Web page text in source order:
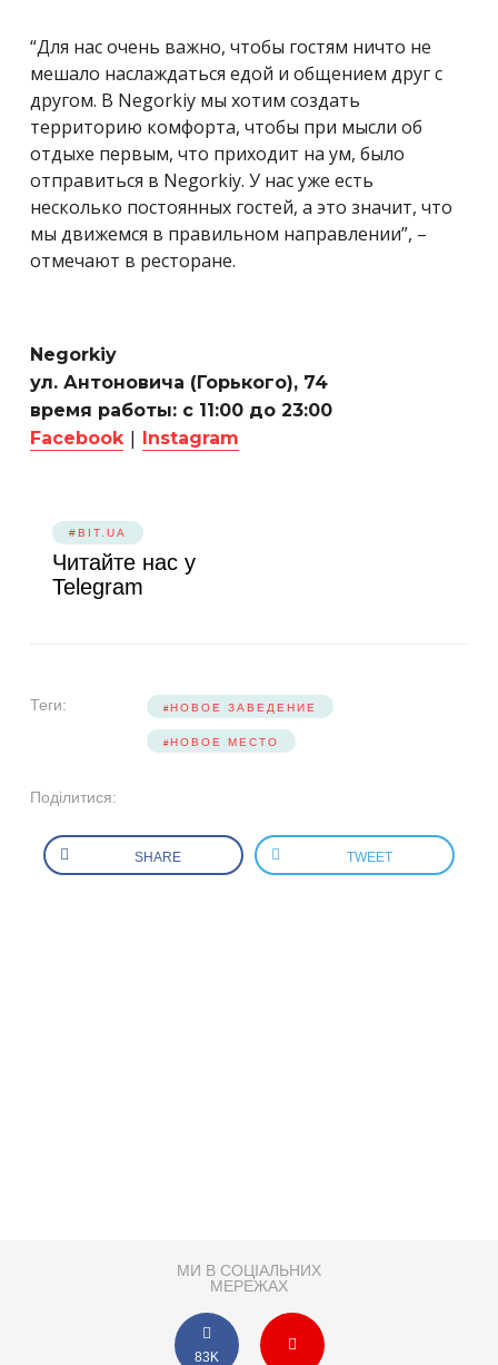
“Для нас очень важно, чтобы гостям ничто не
мешало наслаждаться едой и общением друг с
другом. В Negorkiy мы хотим создать
территорию комфорта, чтобы при мысли об
отдыхе первым, что приходит на ум, было
отправиться в Negorkiy. У нас уже есть
несколько постоянных гостей, а это значит, что
мы движемся в правильном направлении”, –
отмечают в ресторане.
Negorkiy
ул. Антоновича (Горького), 74
время работы: с 11:00 до 23:00
Facebook| Instagram
#BIT.UA
Читайте нас у
Telegram
Теги: НОВОЕ ЗАВЕДЕНИЕ
НОВОЕ МЕСТО
Поділитися:
SHARE TWEET
МИ В СОЦІАЛЬНИХ
МЕРЕЖАХ
83K